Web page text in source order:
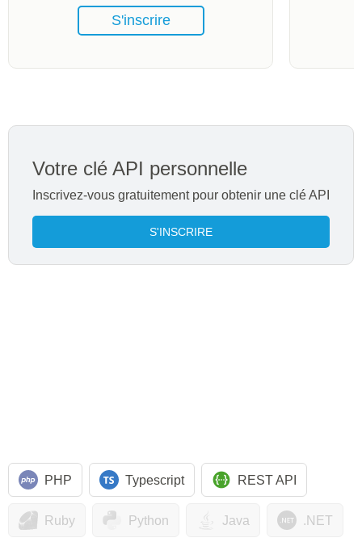
S'inscrire
Votre clé API personnelle
Inscrivez-vous gratuitement pour obtenir une clé API
S'INSCRIRE
PHP Typescript REST API
Ruby Python Java .NET